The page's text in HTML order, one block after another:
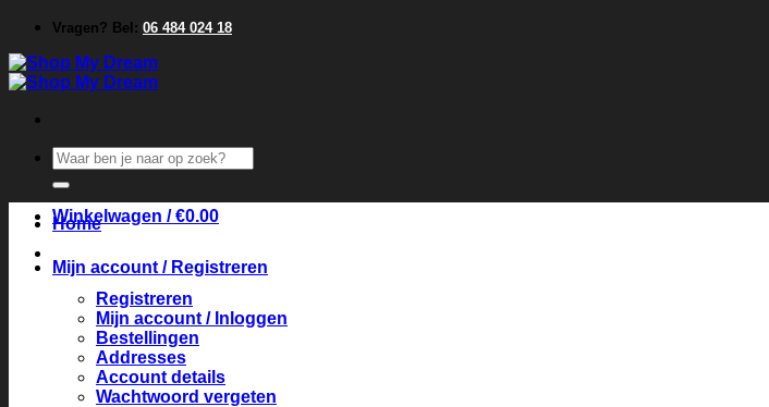
Vragen? Bel: 06 484 024 18
Zoeken
naar:
Winkelwagen /€0.00
Home
Mijn account / Registreren
Registreren
Mijn account / Inloggen
Bestellingen
Addresses
Account details
Wachtwoord vergeten